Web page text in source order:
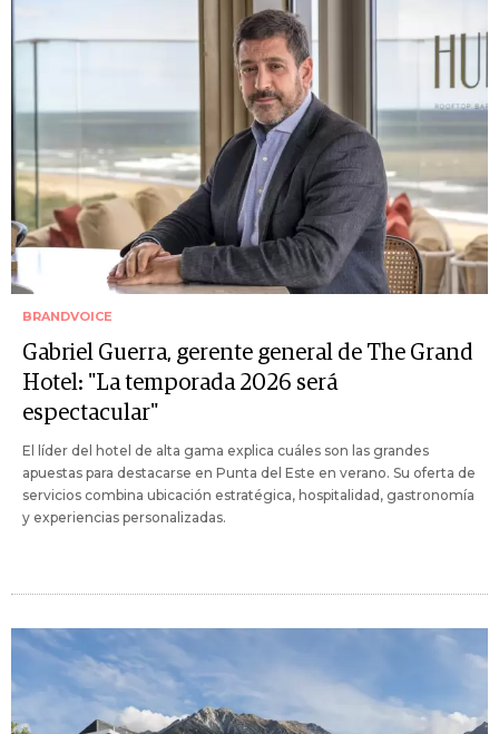
BRANDVOICE
Gabriel Guerra, gerente general de The Grand
Hotel: "La temporada 2026 será
espectacular"
El líder del hotel de alta gama explica cuáles son las grandes
apuestas para destacarse en Punta del Este en verano. Su oferta de
servicios combina ubicación estratégica, hospitalidad, gastronomía
y experiencias personalizadas.